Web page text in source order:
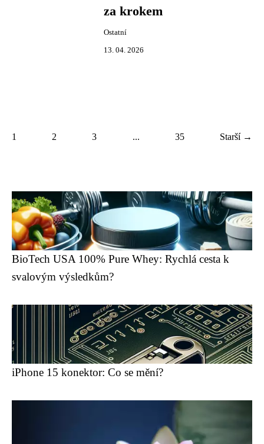
za krokem
Ostatní
13. 04. 2026
1 2 3 ... 35 Starší →
BioTech USA 100% Pure Whey: Rychlá cesta k
svalovým výsledkům?
iPhone 15 konektor: Co se mění?